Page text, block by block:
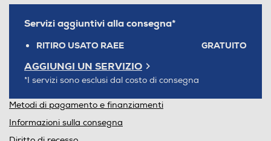
Servizi aggiuntivi alla consegna*
RITIRO USATO RAEE GRATUITO
AGGIUNGI UN SERVIZIO
*I servizi sono esclusi dal costo di consegna
Metodi di pagamento e finanziamenti
Informazioni sulla consegna